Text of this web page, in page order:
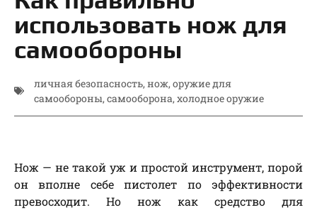
использовать нож для
самообороны
личная безопасность, нож, оружие для
самообороны, самооборона, холодное оружие
Нож — не такой уж и простой инструмент, порой
он вполне себе пистолет по эффективности
превосходит. Но нож как средство для